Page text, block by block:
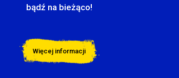
bądź na bieżąco!
Więcej informacji